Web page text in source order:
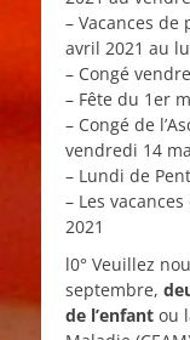
– Vacances
avril 2021 au
– Congé
– Fête du 1er
– Congé de
vendredi 14
– Lundi de
– Les
2021
l0° Veuillez
septembre,
de l’enfant ou